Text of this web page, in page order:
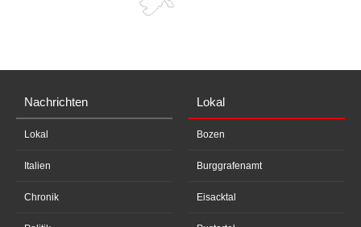
Nachrichten
Lokal
Italien
Chronik
Lokal
Bozen
Burggrafenamt
Eisacktal